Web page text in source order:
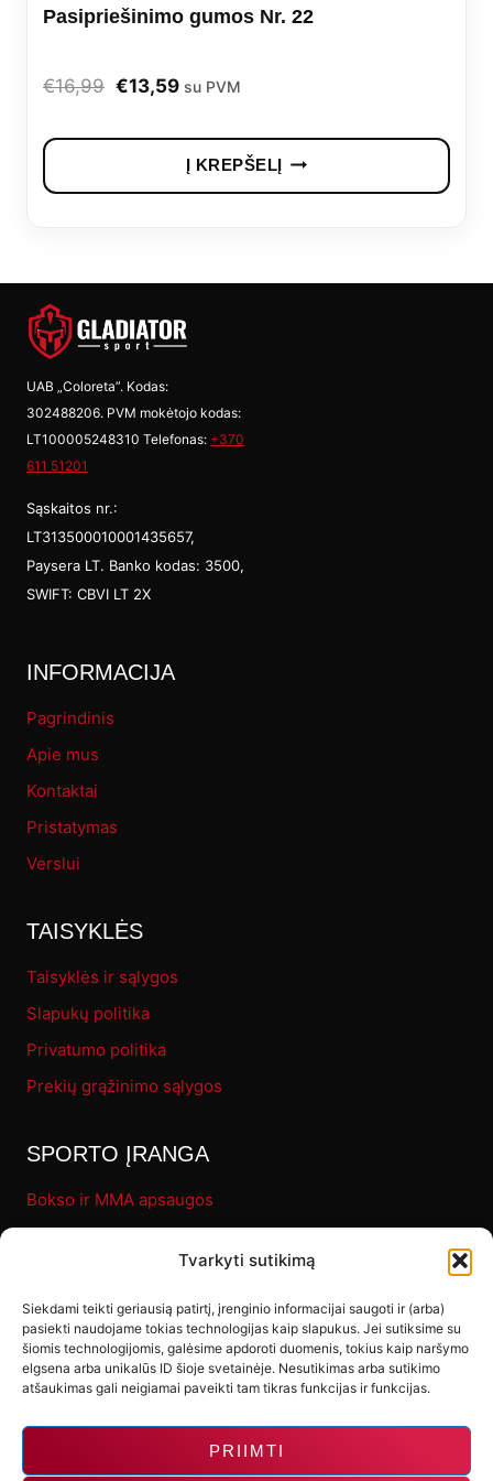
Tvarkyti sutikimą
Siekdami teikti geriausią patirtį, įrenginio informacijai saugoti ir (arba)
pasiekti naudojame tokias technologijas kaip slapukus. Jei sutiksime su
šiomis technologijomis, galėsime apdoroti duomenis, tokius kaip naršymo
elgsena arba unikalūs ID šioje svetainėje. Nesutikimas arba sutikimo
atšaukimas gali neigiamai paveikti tam tikras funkcijas ir funkcijas.
PRIIMTI
Pasipriešinimo gumos Nr. 22
€16,99 Original
€16,99.
€13,59Current
is:
€13,59.
su PVM
Į KREPŠELĮ
UAB „Coloreta”. Kodas:
302488206. PVM mokėtojo kodas:
LT100005248310 Telefonas: +370
611 51201
Sąskaitos nr.:
LT313500010001435657,
Paysera LT. Banko kodas: 3500,
SWIFT: CBVI LT 2X
INFORMACIJA
Pagrindinis
Apie mus
Kontaktai
Pristatymas
Verslui
TAISYKLĖS
Taisyklės ir sąlygos
Slapukų politika
Privatumo politika
Prekių grąžinimo sąlygos
SPORTO ĮRANGA
Bokso ir MMA apsaugos
Fitness
Letenos ir makivaros
Kiti produktai